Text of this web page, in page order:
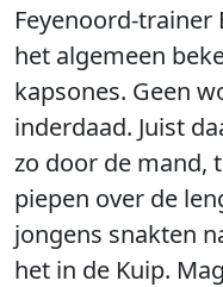
Feyenoord-
het algemeen
kapsones. Geen
inderdaad. Juist
zo door de mand,
piepen over de
jongens snakten
het in de Kuip.